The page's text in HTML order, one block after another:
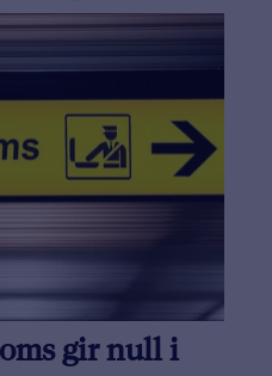
gir null i